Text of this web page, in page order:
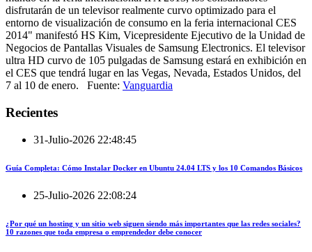
disfrutarán de un televisor realmente curvo optimizado para el
entorno de visualización de consumo en la feria internacional CES
2014" manifestó HS Kim, Vicepresidente Ejecutivo de la Unidad de
Negocios de Pantallas Visuales de Samsung Electronics. El televisor
ultra HD curvo de 105 pulgadas de Samsung estará en exhibición en
el CES que tendrá lugar en las Vegas, Nevada, Estados Unidos, del
7 al 10 de enero. Fuente: Vanguardia
Recientes
31-Julio-2026 22:48:45
Guía Completa: Cómo Instalar Docker en Ubuntu 24.04 LTS y los 10 Comandos Básicos
25-Julio-2026 22:08:24
¿Por qué un hosting y un sitio web siguen siendo más importantes que las redes sociales?
10 razones que toda empresa o emprendedor debe conocer